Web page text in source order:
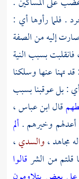
. فلما رأوها أي :
إليه من الصفة
بسبب النية
تهنا عنها وسلكنا
: بل عوقبنا بسبب
قالابن عباس،
وخيرهم .ألم
مجاهد،والسدي،
من الشرقالوا